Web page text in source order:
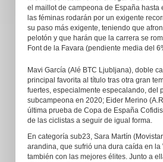
el maillot de campeona de España
las féminas rodarán por un exigente
su paso más exigente, teniendo que
pelotón y que harán que la carrera se
Font de la Favara (pendiente media del
Mavi García (Alé BTC Ljubljana), doble
principal favorita al título tras otra gran
fuertes, especialmente especalando, del
subcampeona en 2020; Eider Merino
última prueba de Copa de España
de las ciclistas a seguir de igual forma.
En categoría sub23, Sara Martín
arandina, que sufrió una dura caída en
también con las mejores élites. Junto a